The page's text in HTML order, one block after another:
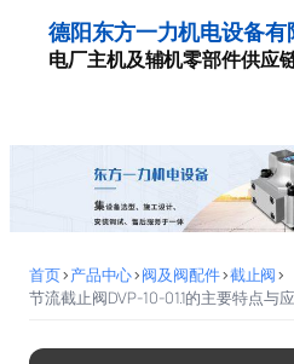
德阳东方一力机电设备有
电厂主机及辅机零部件供应
首页>产品中心>阀及阀配件>截止阀>
节流截止阀DVP-10-01.1的主要特点与